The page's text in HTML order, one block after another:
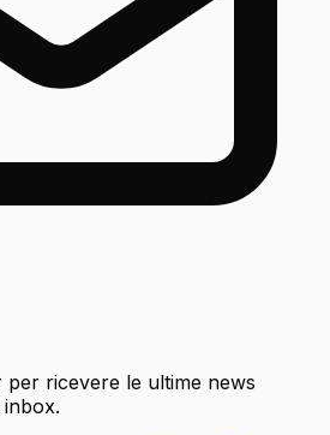
per ricevere le ultime news